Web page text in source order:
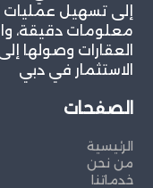
إلى تسهيل عمليات
معلومات دقيقة،
العقارات وصولها
الاستثمار في دبي
الصفحات
الرئيسية
من نحن
خدماتنا